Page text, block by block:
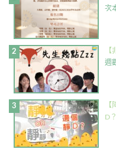
次
週
D？